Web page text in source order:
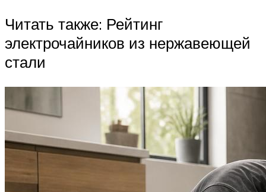
Читать также: Рейтинг
электрочайников из нержавеющей
стали